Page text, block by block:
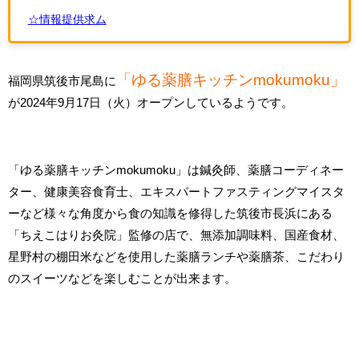
☆情報提供求ム
福岡県筑後市尾島に 「ゆる薬膳キッチンmokumoku」
が2024年9月17日（火）オープンしているようです。
「ゆる薬膳キッチンmokumoku」は鍼灸師、薬膳コーディネー
ター、健康美容食育士、エキスパートファスティングマイスタ
ーなど様々な角度から食の知識を修得した筑後市長浜にある
「ちえこはりお灸院」監修の店で、無添加調味料、国産食材、
星野村の棚田米などを使用した薬膳ランチや薬膳茶、こだわり
のスイーツなどを楽しむことが出来ます。